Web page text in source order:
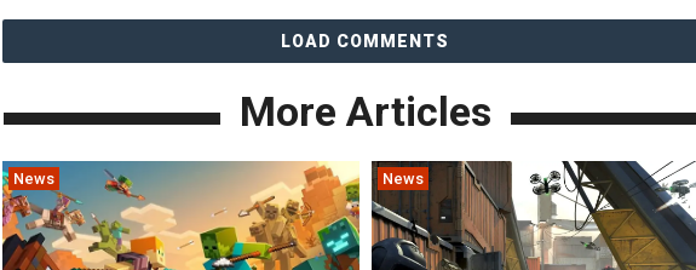
LOAD COMMENTS
More Articles
News News